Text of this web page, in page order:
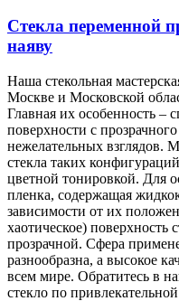
Стекла переменной
наяву
Наша стекольная
Москве и Московской
Главная их особенность –
поверхности с
нежелательных взглядов.
стекла таких
цветной тонировкой. Для
пленка, содержащая
зависимости от их
хаотическое) поверхность
прозрачной. Сфера
разнообразна, а высокое
всем мире. Обратитесь в
стекло по